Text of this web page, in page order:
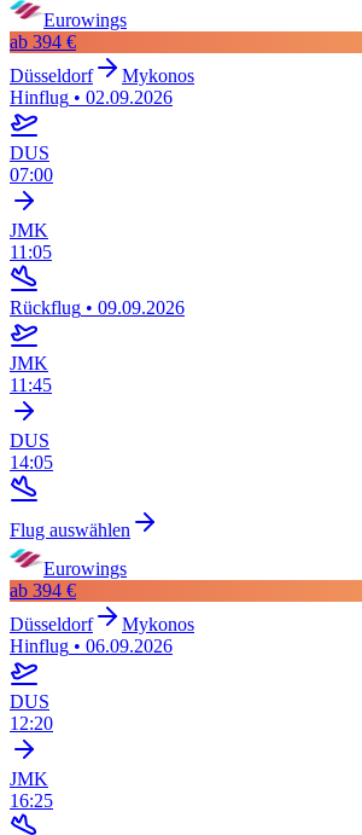
Eurowings
ab 394 €
Düsseldorf
Mykonos
Hinflug • 02.09.2026
DUS
07:00
JMK
11:05
Rückflug • 09.09.2026
JMK
11:45
DUS
14:05
Flug auswählen
Eurowings
ab 394 €
Düsseldorf
Mykonos
Hinflug • 06.09.2026
DUS
12:20
JMK
16:25